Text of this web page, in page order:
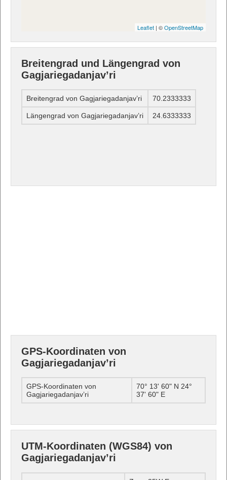
Leaflet | ©OpenStreetMap
Breitengrad und Längengrad von
Gagjariegadanjav’ri
Breitengrad von Gagjariegadanjav’ri 70.2333333
Längengrad von Gagjariegadanjav’ri 24.6333333
GPS-Koordinaten von
Gagjariegadanjav’ri
GPS-Koordinaten von
Gagjariegadanjav’ri
70° 13' 60" N 24°
37' 60" E
UTM-Koordinaten (WGS84) von
Gagjariegadanjav’ri